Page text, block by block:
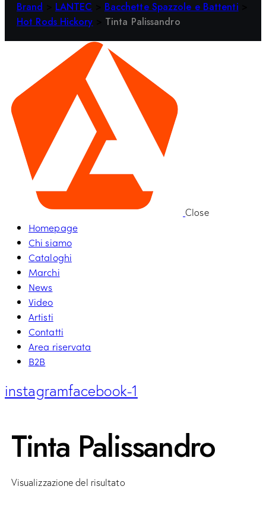
Brand LANTEC Bacchette Spazzole e Battenti
Hot Rods Hickory
Tinta Palissandro
Close
Homepage
Chi siamo
Cataloghi
Marchi
News
Video
Artisti
Contatti
Area riservata
B2B
instagramfacebook-1
Tinta Palissandro
Visualizzazione del risultato